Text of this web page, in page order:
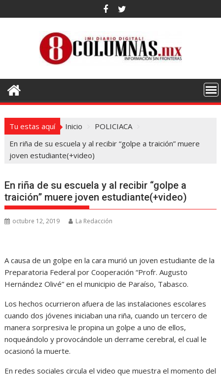
al
Tu estas aquí Inicio
POLICIACA
En riña de su escuela y al recibir “golpe a traición” muere
joven estudiante(+video)
En riña de su escuela y al recibir “golpe a
traición” muere joven estudiante(+video)
octubre 12, 2019 La Redacción
A causa de un golpe en la cara murió un joven estudiante de la
Preparatoria Federal por Cooperación “Profr. Augusto
Hernández Olivé” en el municipio de Paraíso, Tabasco.
Los hechos ocurrieron afuera de las instalaciones escolares
cuando dos jóvenes iniciaban una riña, cuando un tercero de
manera sorpresiva le propina un golpe a uno de ellos,
noqueándolo y provocándole un derrame cerebral, el cual le
ocasionó la muerte.
En redes sociales circula el video que muestra el momento del